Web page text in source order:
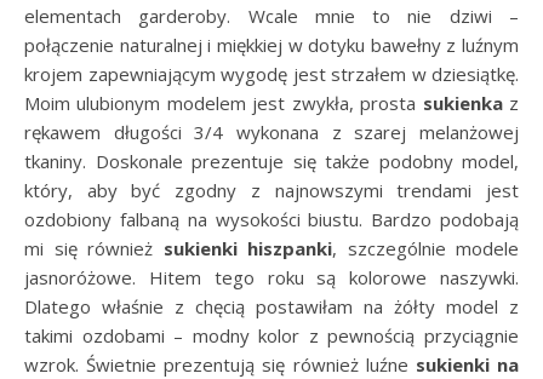
elementach garderoby. Wcale mnie to nie dziwi –
połączenie naturalnej i miękkiej w dotyku bawełny z luźnym
krojem zapewniającym wygodę jest strzałem w dziesiątkę.
Moim ulubionym modelem jest zwykła, prosta sukienkaz
rękawem długości 3/4 wykonana z szarej melanżowej
tkaniny. Doskonale prezentuje się także podobny model,
który, aby być zgodny z najnowszymi trendami jest
ozdobiony falbaną na wysokości biustu. Bardzo podobają
mi się również sukienki hiszpanki, szczególnie modele
jasnoróżowe. Hitem tego roku są kolorowe naszywki.
Dlatego właśnie z chęcią postawiłam na żółty model z
takimi ozdobami – modny kolor z pewnością przyciągnie
wzrok. Świetnie prezentują się również luźne sukienki na